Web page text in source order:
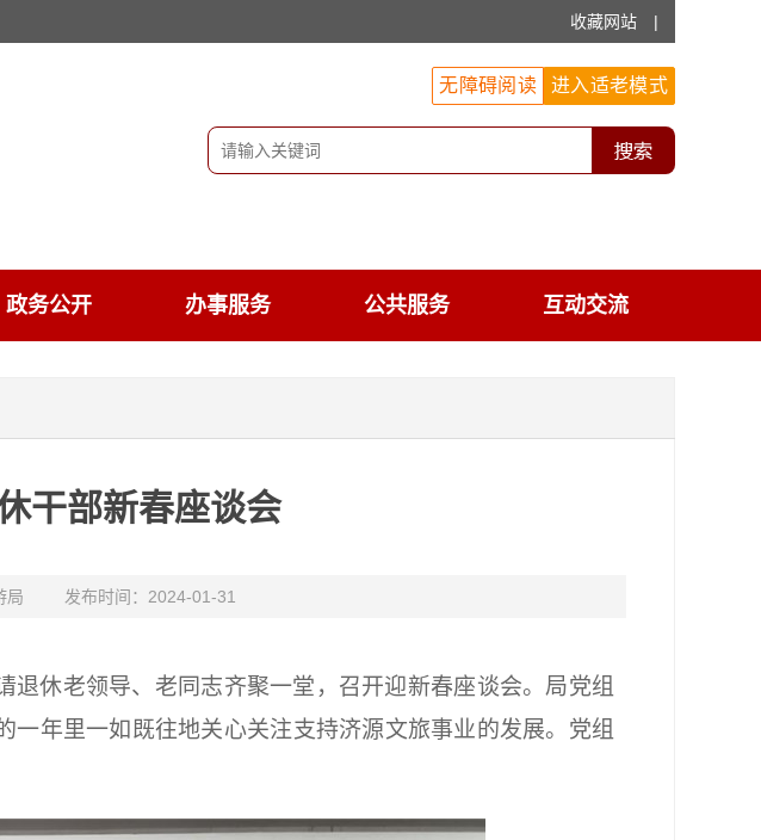
收藏网站 |
进入适老模式
无障碍阅读
政务公开 办事服务 公共服务 互动交流
干部新春座谈会
局 发布时间：2024-01-31
休老领导、老同志齐聚一堂，召开迎新春座谈会。局党组
年里一如既往地关心关注支持济源文旅事业的发展。党组